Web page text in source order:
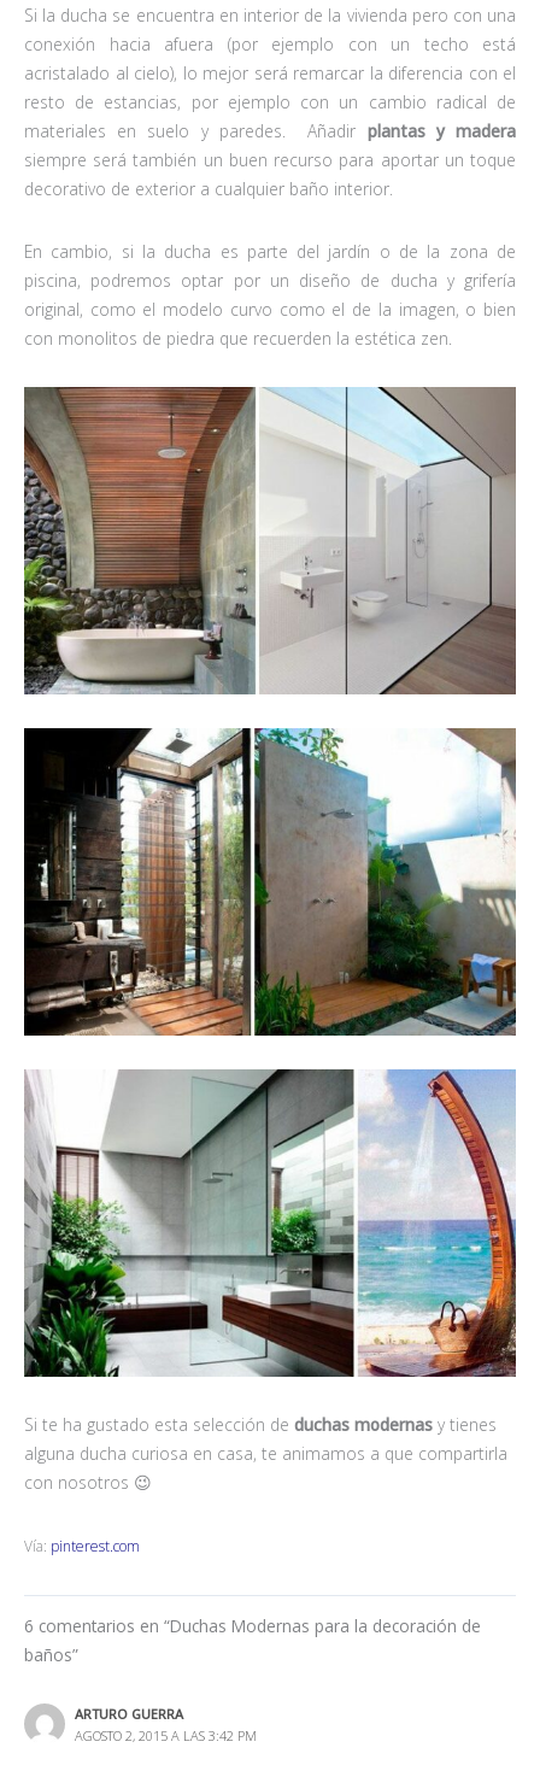
Si la ducha se encuentra en interior de la vivienda pero con una
conexión hacia afuera (por ejemplo con un techo está
acristalado al cielo), lo mejor será remarcar la diferencia con el
resto de estancias, por ejemplo con un cambio radical de
materiales en suelo y paredes. Añadir plantas y madera
siempre será también un buen recurso para aportar un toque
decorativo de exterior a cualquier baño interior.
En cambio, si la ducha es parte del jardín o de la zona de
piscina, podremos optar por un diseño de ducha y grifería
original, como el modelo curvo como el de la imagen, o bien
con monolitos de piedra que recuerden la estética zen.
Si te ha gustado esta selección de duchas modernas y tienes
alguna ducha curiosa en casa, te animamos a que compartirla
con nosotros 😉
Vía: pinterest.com
6 comentarios en “Duchas Modernas para la decoración de
baños”
ARTURO GUERRA
AGOSTO 2, 2015 A LAS 3:42 PM